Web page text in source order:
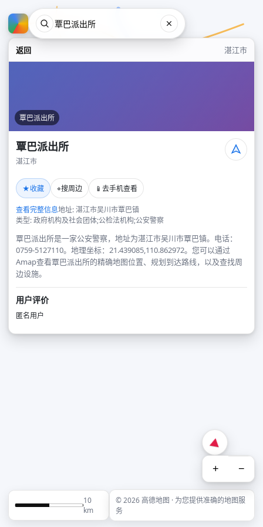
返回 湛江市
覃巴派出所
覃巴派出所
湛江市
★收藏 ⌖搜周边 📱 去手机查看
查看完整信息地址: 湛江市吴川市覃巴镇
类型: 政府机构及社会团体;公检法机构;公安警察
覃巴派出所是一家公安警察，地址为湛江市吴川市覃巴镇。电话：
0759-5127110。地理坐标：21.439085,110.862972。您可以通过
Amap查看覃巴派出所的精确地图位置、规划到达路线，以及查找周
边设施。
用户评价
匿名用户
+ −
10
km
© 2026 高德地图 · 为您提供准确的地图服
务